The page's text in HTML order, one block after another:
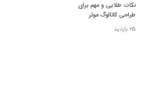
نکات طلایی و مهم برای
طراحی کاتالوگ موثر
۲۵ بازدید